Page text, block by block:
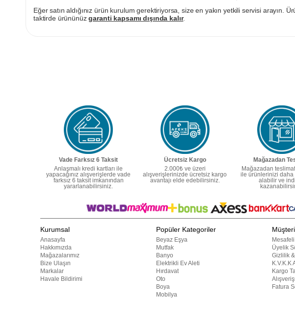
Eğer satın aldığınız ürün kurulum gerektiriyorsa, size en yakın yetkili servisi arayın.
taktirde ürününüzgaranti kapsamı dışında kalır.
Vade Farksız 6 Taksit
Anlaşmalı kredi kartları ile
yapacağınız alışverişlerde vade
farksız 6 taksit imkanından
yararlanabilirsiniz.
Ücretsiz Kargo
2.000₺ ve üzeri
alışverişlerinizde ücretsiz kargo
avantajı elde edebilirsiniz.
Mağazadan
Mağazadan
ile ürünlerinizi daha
alabilir ve
Kurumsal
Anasayfa
Hakkımızda
Mağazalarımız
Bize Ulaşın
Markalar
Havale Bildirimi
Popüler Kategoriler
Beyaz Eşya
Mutfak
Banyo
Elektrikli Ev Aleti
Hırdavat
Oto
Boya
Mobilya
Üyelik
Gizlilik
K.V.K.K
Kargo
Fatura